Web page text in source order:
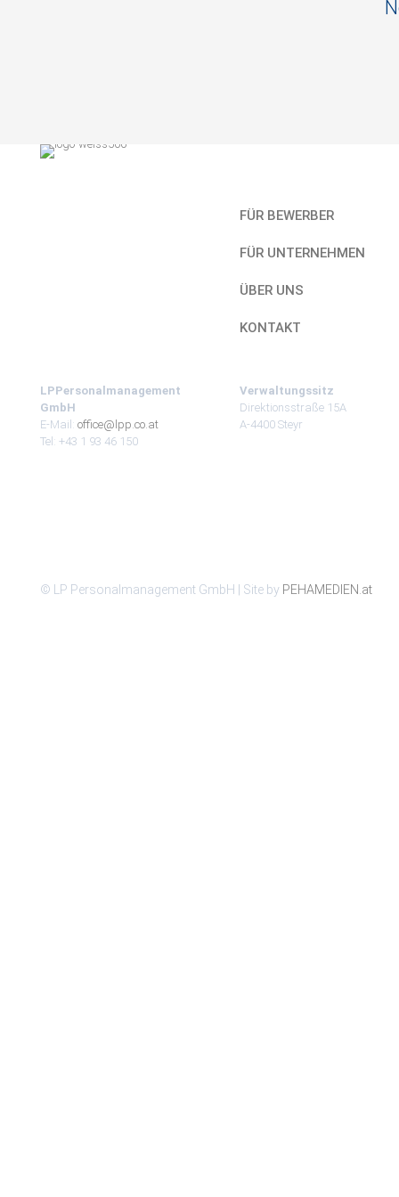
FÜR BEWERBER
FÜR UNTERNEHMEN
ÜBER UNS
KONTAKT
LPPersonalmanagement
GmbH
E-Mail: office@lpp.co.at
Tel: +43 1 93 46 150
Verwaltungssitz
Direktionsstraße 15A
A-4400 Steyr
© LP Personalmanagement GmbH | Site by PEHAMEDIEN.at